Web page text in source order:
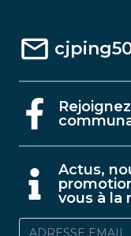
Actus,
vous à la